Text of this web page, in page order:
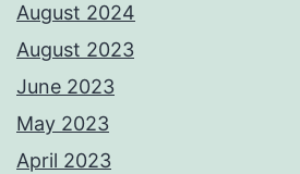
August 2024
August 2023
June 2023
May 2023
April 2023